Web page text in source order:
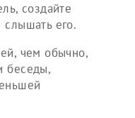
создайте
его.
чем обычно,
беседы,